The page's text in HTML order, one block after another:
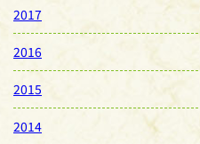
2017
2016
2015
2014